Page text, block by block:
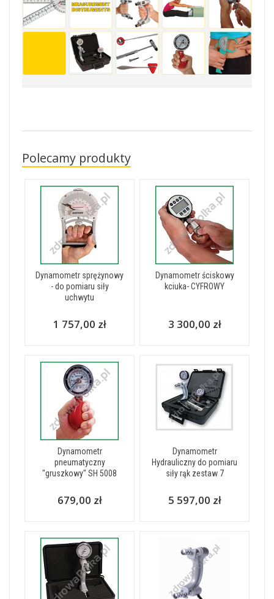
Polecamy produkty
Dynamometr sprężynowy
- do pomiaru siły
uchwytu
1 757,00 zł
Dynamometr ściskowy
kciuka- CYFROWY
3 300,00 zł
Dynamometr
pneumatyczny
"gruszkowy" SH 5008
679,00 zł
Dynamometr
Hydrauliczny do pomiaru
siły rąk zestaw 7
5 597,00 zł